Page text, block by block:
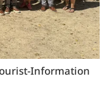
Information